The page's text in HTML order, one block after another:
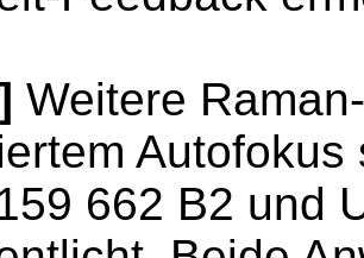
Weitere
662 B2 und